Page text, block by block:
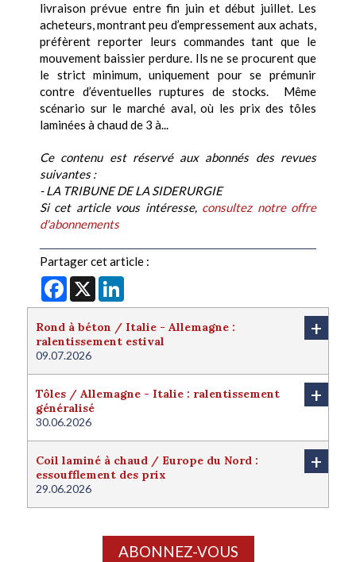
livraison prévue entre fin juin et début juillet. Les
acheteurs, montrant peu d’empressement aux achats,
préfèrent reporter leurs commandes tant que le
mouvement baissier perdure. Ils ne se procurent que
le strict minimum, uniquement pour se prémunir
contre d’éventuelles ruptures de stocks. Même
scénario sur le marché aval, où les prix des tôles
laminées à chaud de 3 à...
Ce contenu est réservé aux abonnés des revues
suivantes :
- LA TRIBUNE DE LA SIDERURGIE
Si cet article vous intéresse, consultez notre offre
d'abonnements
Partager cet article :
Facebook
X
Rond à béton / Italie - Allemagne :
ralentissement estival
09.07.2026
+
Tôles / Allemagne - Italie : ralentissement
généralisé
30.06.2026
+
Coil laminé à chaud / Europe du Nord :
essoufflement des prix
29.06.2026
+
ABONNEZ-VOUS